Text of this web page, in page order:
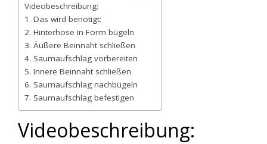
Videobeschreibung:
1. Das wird benötigt:
2. Hinterhose in Form bügeln
3. Äußere Beinnaht schließen
4. Saumaufschlag vorbereiten
5. Innere Beinnaht schließen
6. Saumaufschlag nachbügeln
7. Saumaufschlag befestigen
Videobeschreibung: